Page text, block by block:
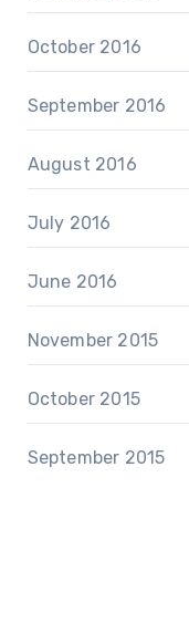
October 2016
September 2016
August 2016
July 2016
June 2016
November 2015
October 2015
September 2015